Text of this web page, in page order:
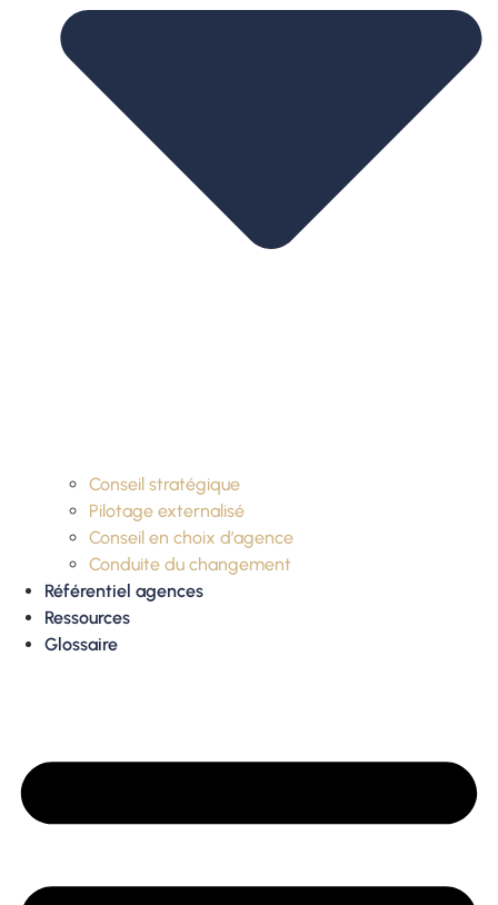
Conseil stratégique
Pilotage externalisé
Conseil en choix d’agence
Conduite du changement
Référentiel agences
Ressources
Glossaire